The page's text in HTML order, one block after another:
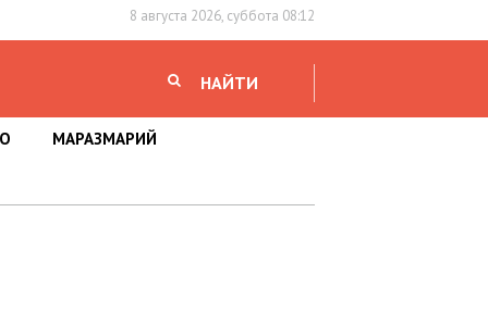
8 августа 2026, суббота 08:12
НАЙТИ
МАРАЗМАРИЙ